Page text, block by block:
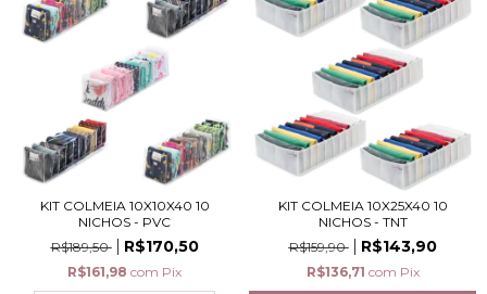
KIT COLMEIA 10X10X40 10
NICHOS - PVC
R$189,50
R$170,50
R$161,98 com Pix
KIT COLMEIA 10X25X40 10
NICHOS - TNT
R$159,90
R$143,90
R$136,71 com Pix